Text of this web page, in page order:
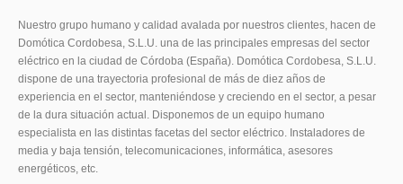
Nuestro grupo humano y calidad avalada por nuestros clientes, hacen de
Domótica Cordobesa, S.L.U. una de las principales empresas del sector
eléctrico en la ciudad de Córdoba (España). Domótica Cordobesa, S.L.U.
dispone de una trayectoria profesional de más de diez años de
experiencia en el sector, manteniéndose y creciendo en el sector, a pesar
de la dura situación actual. Disponemos de un equipo humano
especialista en las distintas facetas del sector eléctrico. Instaladores de
media y baja tensión, telecomunicaciones, informática, asesores
energéticos, etc.